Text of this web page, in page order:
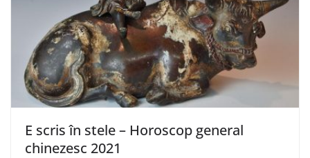
E scris în stele – Horoscop general
chinezesc 2021